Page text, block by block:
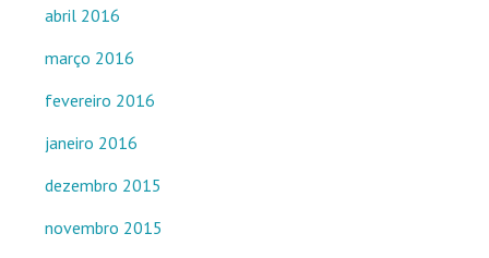
abril 2016
março 2016
fevereiro 2016
janeiro 2016
dezembro 2015
novembro 2015